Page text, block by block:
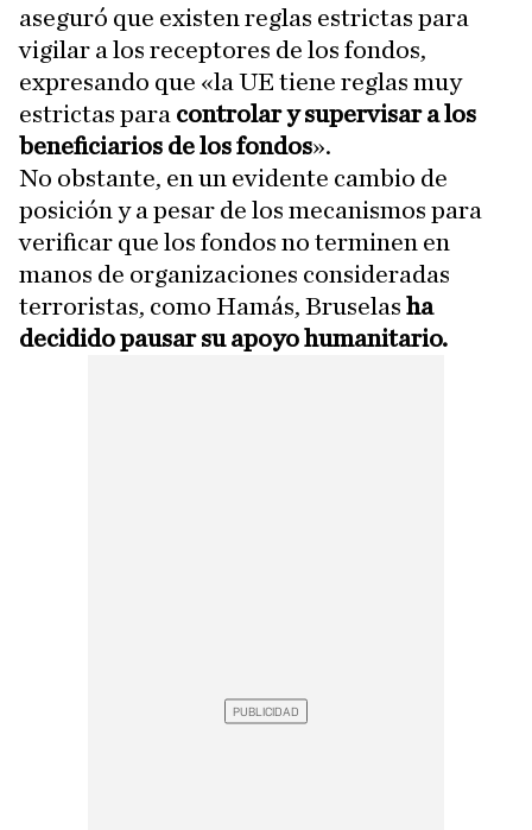
aseguró que existen reglas estrictas para
vigilar a los receptores de los fondos,
expresando que «la UE tiene reglas muy
estrictas para controlar y supervisar a los
beneficiarios de los fondos».
No obstante, en un evidente cambio de
posición y a pesar de los mecanismos para
verificar que los fondos no terminen en
manos de organizaciones consideradas
terroristas, como Hamás, Bruselas ha
decidido pausar su apoyo humanitario.